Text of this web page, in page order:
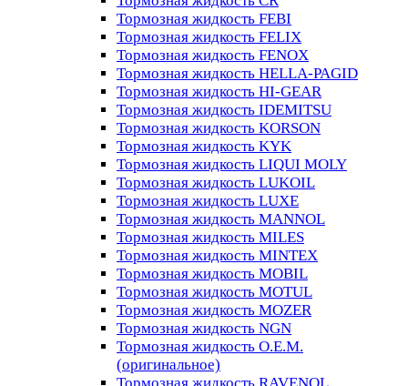
Тормозная жидкость FEBI
Тормозная жидкость FELIX
Тормозная жидкость FENOX
Тормозная жидкость HELLA-PAGID
Тормозная жидкость HI-GEAR
Тормозная жидкость IDEMITSU
Тормозная жидкость KORSON
Тормозная жидкость KYK
Тормозная жидкость LIQUI MOLY
Тормозная жидкость LUKOIL
Тормозная жидкость LUXE
Тормозная жидкость MANNOL
Тормозная жидкость MILES
Тормозная жидкость MINTEX
Тормозная жидкость MOBIL
Тормозная жидкость MOTUL
Тормозная жидкость MOZER
Тормозная жидкость NGN
Тормозная жидкость O.E.M.
(оригинальное)